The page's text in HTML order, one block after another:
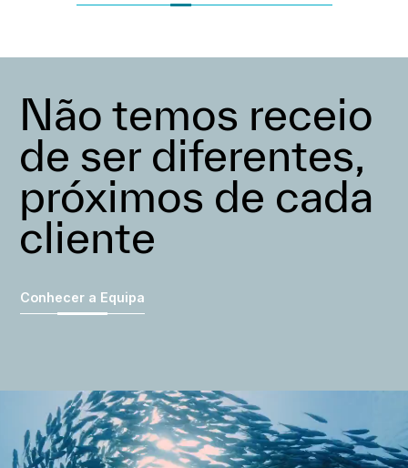
Não temos receio
de ser diferentes,
próximos de cada
cliente
Conhecer a Equipa